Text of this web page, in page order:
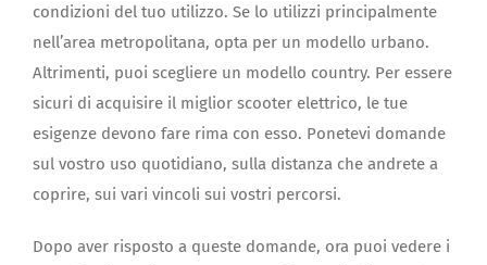
condizioni del tuo utilizzo. Se lo utilizzi principalmente
nell’area metropolitana, opta per un modello urbano.
Altrimenti, puoi scegliere un modello country. Per essere
sicuri di acquisire il miglior scooter elettrico, le tue
esigenze devono fare rima con esso. Ponetevi domande
sul vostro uso quotidiano, sulla distanza che andrete a
coprire, sui vari vincoli sui vostri percorsi.
Dopo aver risposto a queste domande, ora puoi vedere i